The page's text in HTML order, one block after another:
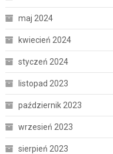
maj 2024
kwiecień 2024
styczeń 2024
listopad 2023
październik 2023
wrzesień 2023
sierpień 2023